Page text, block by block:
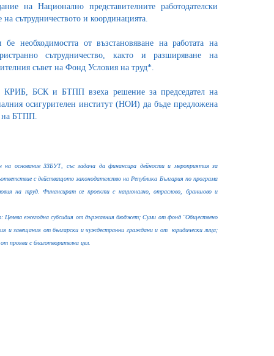
на Национално представителните работодателски
сътрудничеството и координацията.
бе необходимостта от възстановяване на работата на
сътрудничество, както и разширяване на
съвет на Фонд Условия на труд*.
КРИБ, БСК и БТПП взеха решение за председател на
осигурителен институт (НОИ) да бъде предложена
на БТПП.
основание ЗЗБУТ, със задача да финансира дейности и мероприятия за
с действащото законодателство на Република България по програма
на труд. Финансират се проекти с национално, отраслово, браншово и
ежегодна субсидия от държавния бюджет; Суми от фонд "Обществено
и завещания от български и чуждестранни граждани и от юридически лица;
прояви с благотворителна цел.